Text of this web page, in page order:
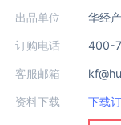
出品单位 华经
订购电话 400-
客服邮箱
资料下载 下载